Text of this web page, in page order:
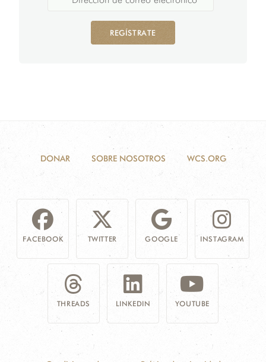
REGÍSTRATE
DONAR SOBRE NOSOTROS WCS.ORG
FACEBOOK TWITTER GOOGLE INSTAGRAM
THREADS LINKEDIN YOUTUBE